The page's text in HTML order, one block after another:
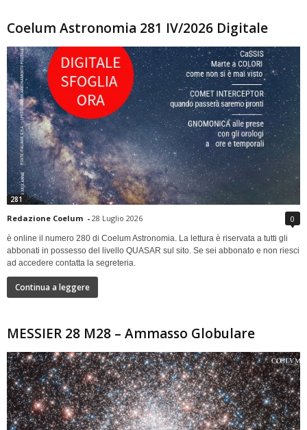
Coelum Astronomia 281 IV/2026 Digitale
281
Redazione Coelum - 28 Luglio 2026 0
è online il numero 280 di Coelum Astronomia. La lettura è riservata a tutti gli
abbonati in possesso del livello QUASAR sul sito. Se sei abbonato e non riesci
ad accedere contatta la segreteria.
Continua a leggere
MESSIER 28 M28 – Ammasso Globulare